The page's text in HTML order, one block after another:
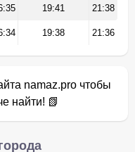
19:41 21:38
19:38 21:36
namaz.pro чтобы
найти! 📗